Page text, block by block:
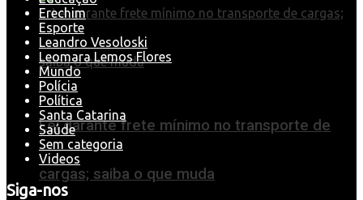
Lei garante frete mínimo no transporte de
cargas; saiba o que muda
Erechim
Esporte
Leandro Vesoloski
Leomara Lemos Flores
Mundo
Polícia
Política
Santa Catarina
Saúde
Sem categoria
Videos
Siga-nos